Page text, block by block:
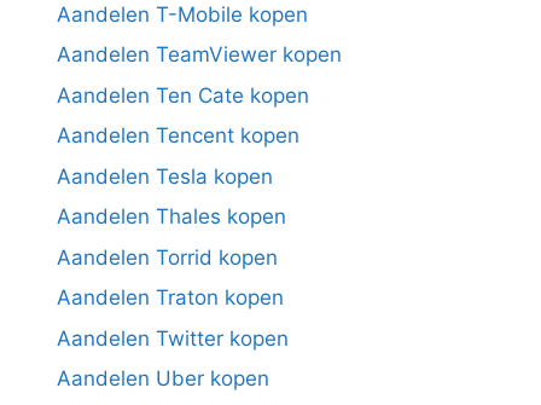
Aandelen T-Mobile kopen
Aandelen TeamViewer kopen
Aandelen Ten Cate kopen
Aandelen Tencent kopen
Aandelen Tesla kopen
Aandelen Thales kopen
Aandelen Torrid kopen
Aandelen Traton kopen
Aandelen Twitter kopen
Aandelen Uber kopen